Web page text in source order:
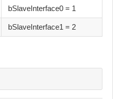
bSlaveInterface0 = 1
bSlaveInterface1 = 2